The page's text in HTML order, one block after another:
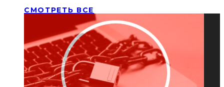
СМОТРЕТЬ ВСЕ